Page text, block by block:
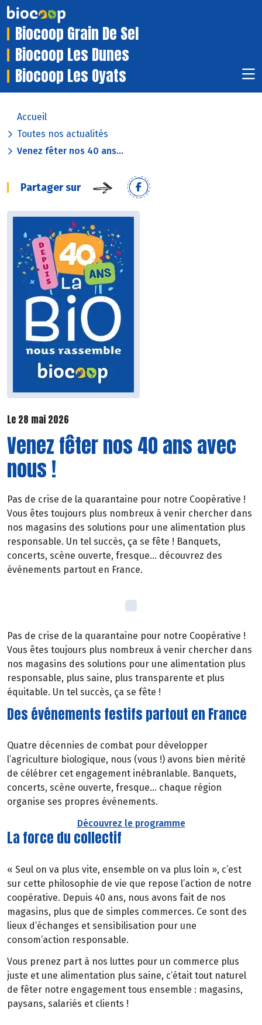
Biocoop Grain De Sel
Biocoop Les Dunes
Biocoop Les Oyats
Accueil
Toutes nos actualités
Venez fêter nos 40 ans...
Partager sur
Le 28 mai 2026
Venez fêter nos 40 ans avec
nous !
Pas de crise de la quarantaine pour notre Coopérative !
Vous êtes toujours plus nombreux à venir chercher dans
nos magasins des solutions pour une alimentation plus
responsable. Un tel succès, ça se fête ! Banquets,
concerts, scène ouverte, fresque… découvrez des
événements partout en France.
Pas de crise de la quarantaine pour notre Coopérative !
Vous êtes toujours plus nombreux à venir chercher dans
nos magasins des solutions pour une alimentation plus
responsable, plus saine, plus transparente et plus
équitable. Un tel succès, ça se fête !
Des événements festifs partout en France
Quatre décennies de combat pour développer
l’agriculture biologique, nous (vous !) avons bien mérité
de célébrer cet engagement inébranlable. Banquets,
concerts, scène ouverte, fresque… chaque région
organise ses propres événements.
Découvrez le programme
La force du collectif
« Seul on va plus vite, ensemble on va plus loin », c’est
sur cette philosophie de vie que repose l’action de notre
coopérative. Depuis 40 ans, nous avons fait de nos
magasins, plus que de simples commerces. Ce sont des
lieux d’échanges et sensibilisation pour une
consom’action responsable.
Vous prenez part à nos luttes pour un commerce plus
juste et une alimentation plus saine, c’était tout naturel
de fêter notre engagement tous ensemble : magasins,
paysans, salariés et clients !